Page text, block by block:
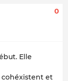
0
Elle
cohéxistent et